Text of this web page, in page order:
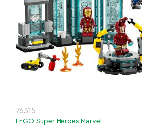
76315
LEGO Super Heroes Marvel